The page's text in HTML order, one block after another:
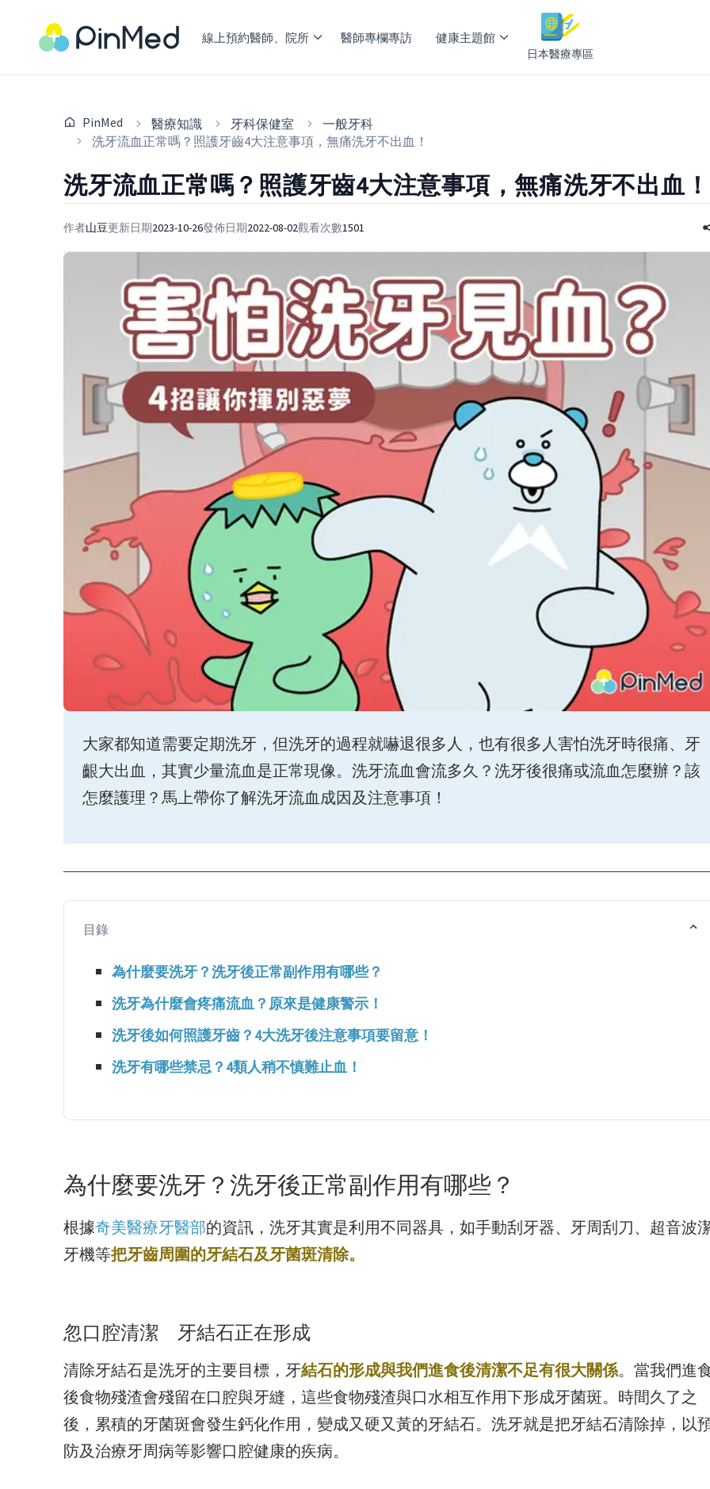
線上預約醫師、院所 醫師專欄專訪 健康主題館
日本醫療專區
PinMed 醫療知識 牙科保健室
一般牙科
洗牙流血正常嗎？照護牙齒4大注意事項，無痛洗牙不出血！
洗牙流血正常嗎？照護牙齒4大注意事項，無痛洗牙不出血！
作者山豆更新日期2023-10-26發佈日期2022-08-02觀看次數1501
大家都知道需要定期洗牙，但洗牙的過程就嚇退很多人，也有很多人害怕洗牙時很痛、牙
齦大出血，其實少量流血是正常現像。洗牙流血會流多久？洗牙後很痛或流血怎麼辦？該
怎麼護理？馬上帶你了解洗牙流血成因及注意事項！
目錄
為什麼要洗牙？洗牙後正常副作用有哪些？
洗牙為什麼會疼痛流血？原來是健康警示！
洗牙後如何照護牙齒？4大洗牙後注意事項要留意！
洗牙有哪些禁忌？4類人稍不慎難止血！
為什麼要洗牙？洗牙後正常副作用有哪些？
根據奇美醫療牙醫部的資訊，洗牙其實是利用不同器具，如手動刮牙器、牙周刮刀、超音波
牙機等把牙齒周圍的牙結石及牙菌斑清除。
忽口腔清潔 牙結石正在形成
清除牙結石是洗牙的主要目標，牙結石的形成與我們進食後清潔不足有很大關係。當我們進
後食物殘渣會殘留在口腔與牙縫，這些食物殘渣與口水相互作用下形成牙菌斑。時間久了之
後，累積的牙菌斑會發生鈣化作用，變成又硬又黃的牙結石。洗牙就是把牙結石清除掉，以
防及治療牙周病等影響口腔健康的疾病。